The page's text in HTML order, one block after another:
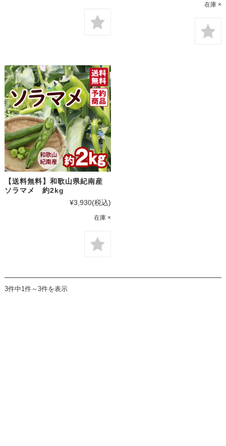
在庫 ×
【送料無料】和歌山県紀南産
ソラマメ 約2kg
¥3,930(税込)
在庫 ×
3件中1件～3件を表示